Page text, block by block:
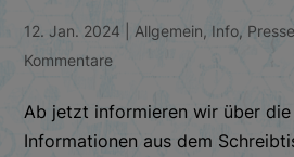
12. Jan. 2024 Allgemein, Info, Presse
Kommentare
Ab jetzt informieren wir über
Informationen aus dem